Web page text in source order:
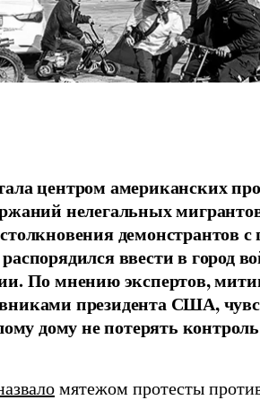
центром американских
нелегальных
демонстрантов
ввести в город
По мнению экспертов,
президента США,
дому не потерять
мятежом протесты